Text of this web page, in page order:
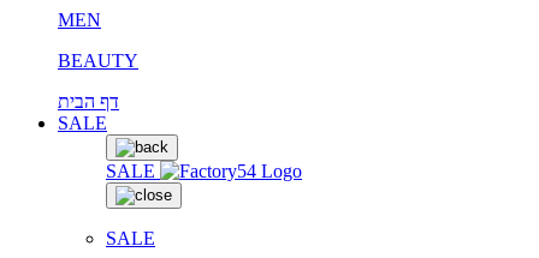
MEN
BEAUTY
דף הבית
SALE
SALE
SALE